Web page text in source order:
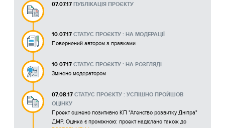
07.07.17 ПУБЛІКАЦІЯ ПРОЄКТУ
10.07.17 СТАТУС ПРОЄКТУ : НА МОДЕРАЦІЇ
Повернений автором з правками
10.07.17 СТАТУС ПРОЄКТУ : НА РОЗГЛЯДІ
Змінено модератором
07.08.17 СТАТУС ПРОЄКТУ : УСПІШНО ПРОЙШОВ
ОЦІНКУ
Проект оцінено позитивно КП "Агенство розвитку Дніпра"
ДМР. Оцінка є проміжною: проект надіслано також до